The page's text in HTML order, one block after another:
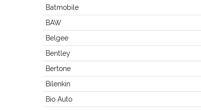
Batmobile
BAW
Belgee
Bentley
Bertone
Bilenkin
Bio Auto